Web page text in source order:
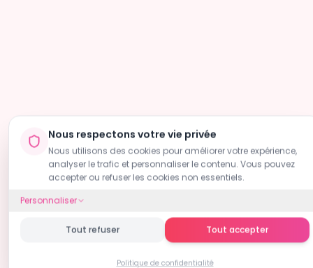
Nous respectons votre vie privée
Nous utilisons des cookies pour améliorer votre expérience,
analyser le trafic et personnaliser le contenu. Vous pouvez
accepter ou refuser les cookies non essentiels.
Personnaliser
Tout refuser Tout accepter
Politique de confidentialité